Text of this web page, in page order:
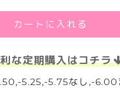
カートに入れる
な定期購入はコチラ
5.25,-5.75なし,-6.00